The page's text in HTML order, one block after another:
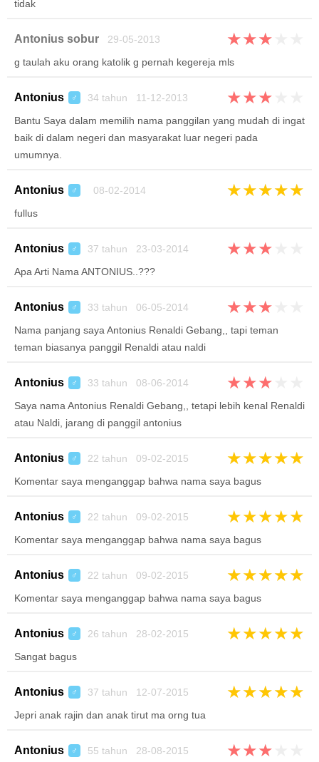
tidak
Antonius sobur 29-05-2013 ★★★
g taulah aku orang katolik g pernah kegereja mls
Antonius ♂ 34 tahun 11-12-2013 ★★★
Bantu Saya dalam memilih nama panggilan yang mudah di ingat
baik di dalam negeri dan masyarakat luar negeri pada
umumnya.
Antonius ♂ 08-02-2014 ★★★★★
fullus
Antonius ♂ 37 tahun 23-03-2014 ★★★
Apa Arti Nama ANTONIUS..???
Antonius ♂ 33 tahun 06-05-2014 ★★★
Nama panjang saya Antonius Renaldi Gebang,, tapi teman
teman biasanya panggil Renaldi atau naldi
Antonius ♂ 33 tahun 08-06-2014 ★★★
Saya nama Antonius Renaldi Gebang,, tetapi lebih kenal Renaldi
atau Naldi, jarang di panggil antonius
Antonius ♂ 22 tahun 09-02-2015 ★★★★★
Komentar saya menganggap bahwa nama saya bagus
Antonius ♂ 22 tahun 09-02-2015 ★★★★★
Komentar saya menganggap bahwa nama saya bagus
Antonius ♂ 22 tahun 09-02-2015 ★★★★★
Komentar saya menganggap bahwa nama saya bagus
Antonius ♂ 26 tahun 28-02-2015 ★★★★★
Sangat bagus
Antonius ♂ 37 tahun 12-07-2015 ★★★★★
Jepri anak rajin dan anak tirut ma orng tua
Antonius ♂ 55 tahun 28-08-2015 ★★★